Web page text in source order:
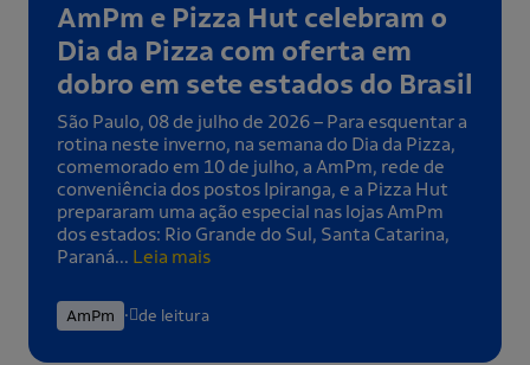
AmPm e Pizza Hut celebram o
Dia da Pizza com oferta em
dobro em sete estados do Brasil
São Paulo, 08 de julho de 2026 – Para esquentar a
rotina neste inverno, na semana do Dia da Pizza,
comemorado em 10 de julho, a AmPm, rede de
conveniência dos postos Ipiranga, e a Pizza Hut
prepararam uma ação especial nas lojas AmPm
dos estados: Rio Grande do Sul, Santa Catarina,
Paraná... Leia mais
AmPm . de leitura